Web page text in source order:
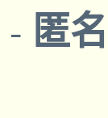
- 匿